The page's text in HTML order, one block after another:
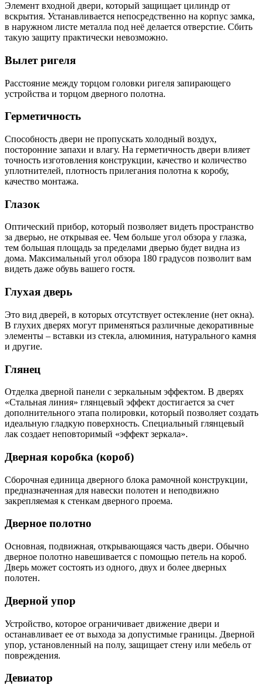
Элемент входной двери, который защищает цилиндр от
вскрытия. Устанавливается непосредственно на корпус замка,
в наружном листе металла под неё делается отверстие. Сбить
такую защиту практически невозможно.
Вылет ригеля
Расстояние между торцом головки ригеля запирающего
устройства и торцом дверного полотна.
Герметичность
Способность двери не пропускать холодный воздух,
посторонние запахи и влагу. На герметичность двери влияет
точность изготовления конструкции, качество и количество
уплотнителей, плотность прилегания полотна к коробу,
качество монтажа.
Глазок
Оптический прибор, который позволяет видеть пространство
за дверью, не открывая ее. Чем больше угол обзора у глазка,
тем большая площадь за пределами дверью будет видна из
дома. Максимальный угол обзора 180 градусов позволит вам
видеть даже обувь вашего гостя.
Глухая дверь
Это вид дверей, в которых отсутствует остекление (нет окна).
В глухих дверях могут применяться различные декоративные
элементы – вставки из стекла, алюминия, натурального камня
и другие.
Глянец
Отделка дверной панели с зеркальным эффектом. В дверях
«Стальная линия» глянцевый эффект достигается за счет
дополнительного этапа полировки, который позволяет создать
идеальную гладкую поверхность. Специальный глянцевый
лак создает неповторимый «эффект зеркала».
Дверная коробка (короб)
Сборочная единица дверного блока рамочной конструкции,
предназначенная для навески полотен и неподвижно
закрепляемая к стенкам дверного проема.
Дверное полотно
Основная, подвижная, открывающаяся часть двери. Обычно
дверное полотно навешивается с помощью петель на короб.
Дверь может состоять из одного, двух и более дверных
полотен.
Дверной упор
Устройство, которое ограничивает движение двери и
останавливает ее от выхода за допустимые границы. Дверной
упор, установленный на полу, защищает стену или мебель от
повреждения.
Девиатор